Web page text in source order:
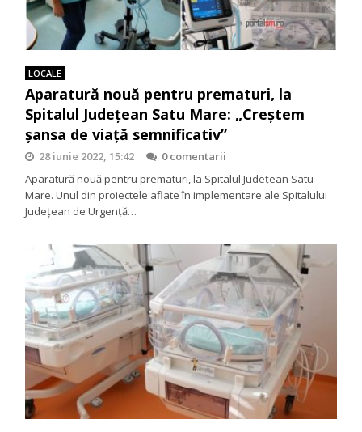
LOCALE
Aparatură nouă pentru prematuri, la
Spitalul Județean Satu Mare: „Creștem
șansa de viață semnificativ”
28 iunie 2022, 15:42
0 comentarii
Aparatură nouă pentru prematuri, la Spitalul Județean Satu
Mare. Unul din proiectele aflate în implementare ale Spitalului
Județean de Urgență…